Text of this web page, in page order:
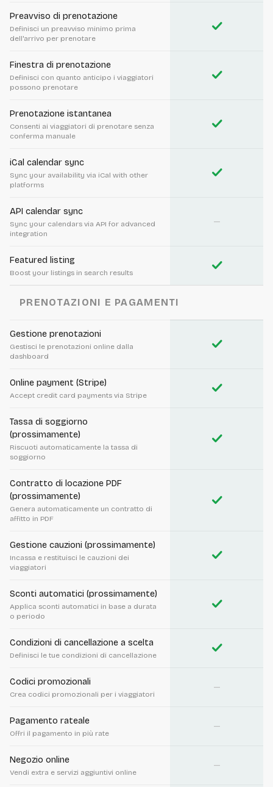
Preavviso di prenotazione
Definisci un preavviso minimo prima
dell'arrivo per prenotare
check
Finestra di prenotazione
Definisci con quanto anticipo i viaggiatori
possono prenotare
check
Prenotazione istantanea
Consenti ai viaggiatori di prenotare senza
conferma manuale
check
iCal calendar sync
Sync your availability via iCal with other
platforms
check
API calendar sync
Sync your calendars via API for advanced
integration
—
Featured listing
Boost your listings in search results check
PRENOTAZIONI E PAGAMENTI
Gestione prenotazioni
Gestisci le prenotazioni online dalla
dashboard
check
Online payment (Stripe)
Accept credit card payments via Stripe check
Tassa di soggiorno
(prossimamente)
Riscuoti automaticamente la tassa di
soggiorno
check
Contratto di locazione PDF
(prossimamente)
Genera automaticamente un contratto di
affitto in PDF
check
Gestione cauzioni (prossimamente)
Incassa e restituisci le cauzioni dei
viaggiatori
check
Sconti automatici (prossimamente)
Applica sconti automatici in base a durata
o periodo
check
Condizioni di cancellazione a scelta
Definisci le tue condizioni di cancellazione check
Codici promozionali
Crea codici promozionali per i viaggiatori
—
Pagamento rateale
Offri il pagamento in più rate
—
Negozio online
Vendi extra e servizi aggiuntivi online
—